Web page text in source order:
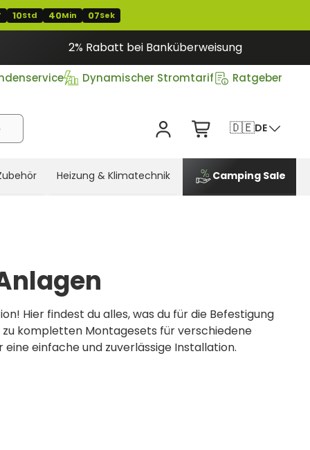
10Std 40Min 06Sek
2% Rabatt bei Banküberweisung
Dynamischer Stromtarif Ratgeber
🇩🇪DE
Heizung & Klimatechnik Camping Sale
Hier findest du alles, was du für die Befestigung
kompletten Montagesets für verschiedene
einfache und zuverlässige Installation.